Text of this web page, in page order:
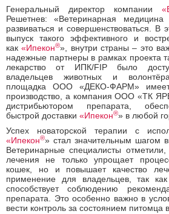
Генеральный директор компании
Решетнев: «Ветеринарная
развиваться и совершенствоваться. В
выпуск такого эффективного и
как«Ипекон®», внутри страны – это
надежные партнеры в рамках проекта
лекарство от ИПК/FIP было
владельцев животных и
площадка ООО «ДЕКО-ФАРМ» имеет
производство, а компания ООО «ТК
дистрибьютором препарата,
быстрой доставки «Ипекон®» в любой
Успех новаторской терапии с
«Ипекон®» стал значительным шагом
Ветеринарные специалисты
лечения не только упрощает
кошек, но и повышает качество
применение для владельцев, так
способствует соблюдению
препарата. Это особенно важно в
вести контроль за состоянием питомца